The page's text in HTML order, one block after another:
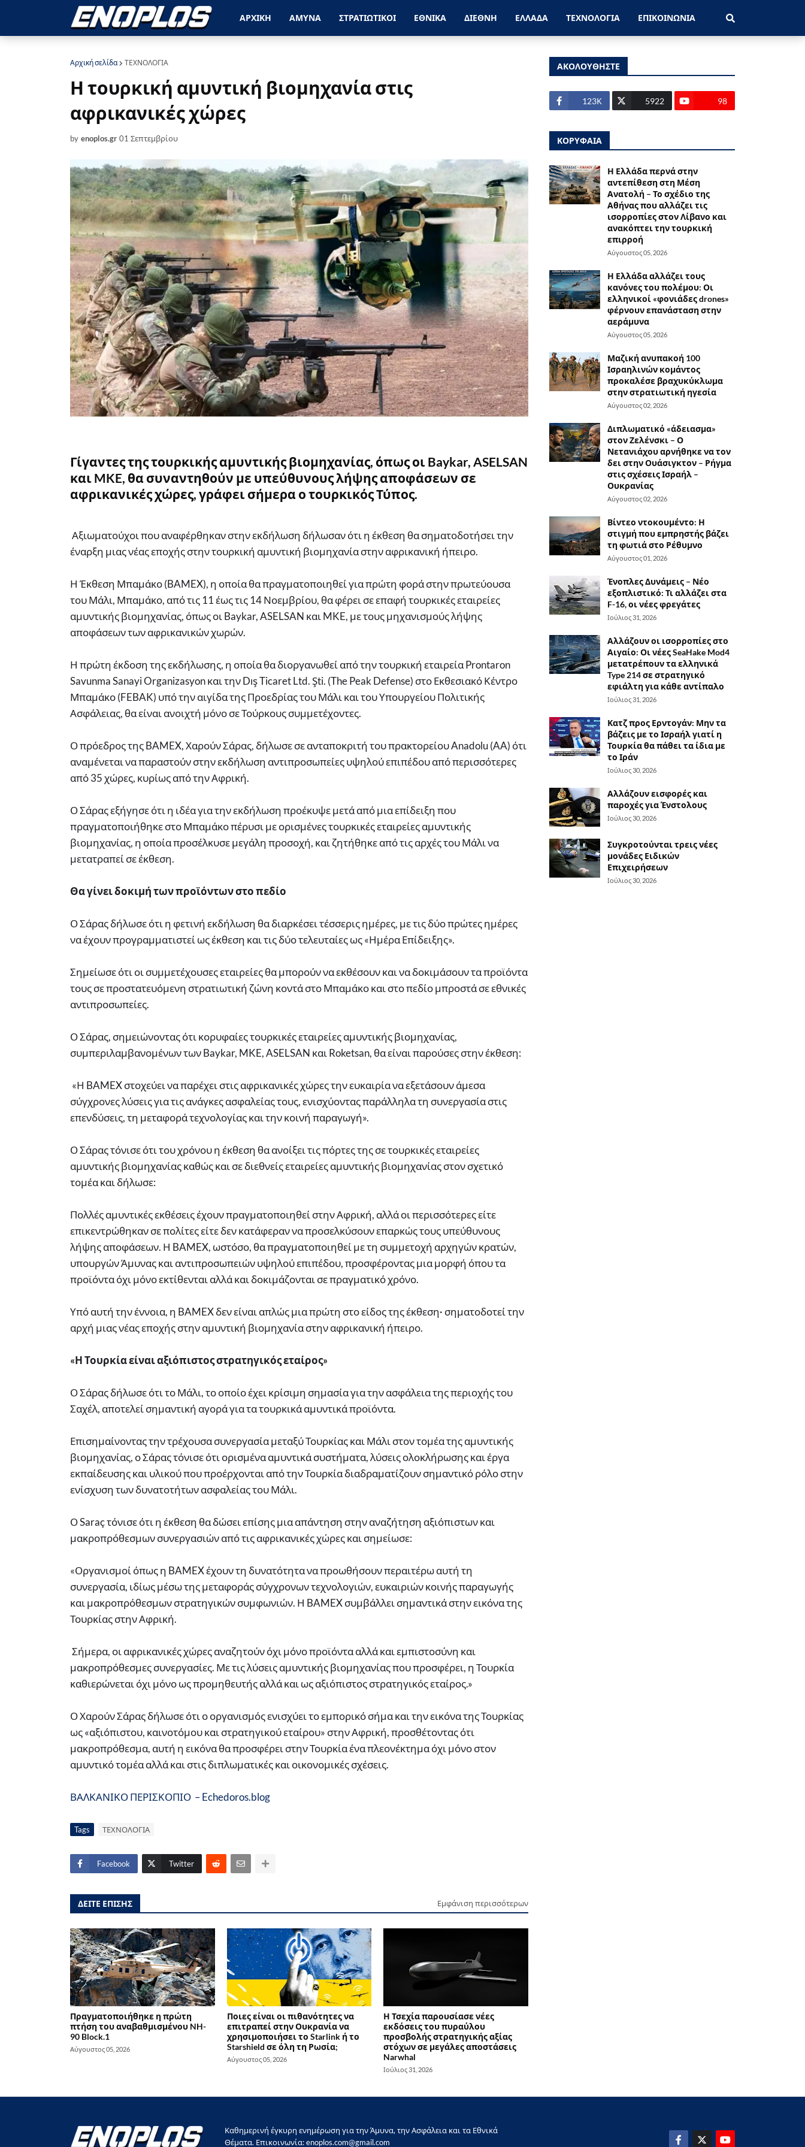
ΑΡΧΙΚΗ ΑΜΥΝΑ ΣΤΡΑΤΙΩΤΙΚΟΙ ΕΘΝΙΚΑ ΔΙΕΘΝΗ ΕΛΛΑΔΑ ΤΕΧΝΟΛΟΓΙΑ ΕΠΙΚΟΙΝΩΝΙΑ
Αρχική σελίδα ΤΕΧΝΟΛΟΓΙΑ
Η τουρκική αμυντική βιομηχανία στις
αφρικανικές χώρες
by enoplos.gr 01 Σεπτεμβρίου
Γίγαντες της τουρκικής αμυντικής βιομηχανίας, όπως οι Baykar, ASELSAN
και MKE, θα συναντηθούν με υπεύθυνους λήψης αποφάσεων σε
αφρικανικές χώρες, γράφει σήμερα ο τουρκικός Τύπος.
Αξιωματούχοι που αναφέρθηκαν στην εκδήλωση δήλωσαν ότι η έκθεση θα σηματοδοτήσει την
έναρξη μιας νέας εποχής στην τουρκική αμυντική βιομηχανία στην αφρικανική ήπειρο.
Η Έκθεση Μπαμάκο (BAMEX), η οποία θα πραγματοποιηθεί για πρώτη φορά στην πρωτεύουσα
του Μάλι, Μπαμάκο, από τις 11 έως τις 14 Νοεμβρίου, θα φέρει σε επαφή τουρκικές εταιρείες
αμυντικής βιομηχανίας, όπως οι Baykar, ASELSAN και MKE, με τους μηχανισμούς λήψης
αποφάσεων των αφρικανικών χωρών.
Η πρώτη έκδοση της εκδήλωσης, η οποία θα διοργανωθεί από την τουρκική εταιρεία Prontaron
Savunma Sanayi Organizasyon και την Dış Ticaret Ltd. Şti. (The Peak Defense) στο Εκθεσιακό Κέντρο
Μπαμάκο (FEBAK) υπό την αιγίδα της Προεδρίας του Μάλι και του Υπουργείου Πολιτικής
Ασφάλειας, θα είναι ανοιχτή μόνο σε Τούρκους συμμετέχοντες.
Ο πρόεδρος της BAMEX, Χαρούν Σάρας, δήλωσε σε ανταποκριτή του πρακτορείου Anadolu (AA) ότι
αναμένεται να παραστούν στην εκδήλωση αντιπροσωπείες υψηλού επιπέδου από περισσότερες
από 35 χώρες, κυρίως από την Αφρική.
Ο Σάρας εξήγησε ότι η ιδέα για την εκδήλωση προέκυψε μετά από μια επίδειξη που
πραγματοποιήθηκε στο Μπαμάκο πέρυσι με ορισμένες τουρκικές εταιρείες αμυντικής
βιομηχανίας, η οποία προσέλκυσε μεγάλη προσοχή, και ζητήθηκε από τις αρχές του Μάλι να
μετατραπεί σε έκθεση.
Θα γίνει δοκιμή των προϊόντων στο πεδίο
Ο Σάρας δήλωσε ότι η φετινή εκδήλωση θα διαρκέσει τέσσερις ημέρες, με τις δύο πρώτες ημέρες
να έχουν προγραμματιστεί ως έκθεση και τις δύο τελευταίες ως «Ημέρα Επίδειξης».
Σημείωσε ότι οι συμμετέχουσες εταιρείες θα μπορούν να εκθέσουν και να δοκιμάσουν τα προϊόντα
τους σε προστατευόμενη στρατιωτική ζώνη κοντά στο Μπαμάκο και στο πεδίο μπροστά σε εθνικές
αντιπροσωπείες.
Ο Σάρας, σημειώνοντας ότι κορυφαίες τουρκικές εταιρείες αμυντικής βιομηχανίας,
συμπεριλαμβανομένων των Baykar, MKE, ASELSAN και Roketsan, θα είναι παρούσες στην έκθεση:
«Η BAMEX στοχεύει να παρέχει στις αφρικανικές χώρες την ευκαιρία να εξετάσουν άμεσα
σύγχρονες λύσεις για τις ανάγκες ασφαλείας τους, ενισχύοντας παράλληλα τη συνεργασία στις
επενδύσεις, τη μεταφορά τεχνολογίας και την κοινή παραγωγή».
Ο Σάρας τόνισε ότι του χρόνου η έκθεση θα ανοίξει τις πόρτες της σε τουρκικές εταιρείες
αμυντικής βιομηχανίας καθώς και σε διεθνείς εταιρείες αμυντικής βιομηχανίας στον σχετικό
τομέα και δήλωσε:
Πολλές αμυντικές εκθέσεις έχουν πραγματοποιηθεί στην Αφρική, αλλά οι περισσότερες είτε
επικεντρώθηκαν σε πολίτες είτε δεν κατάφεραν να προσελκύσουν επαρκώς τους υπεύθυνους
λήψης αποφάσεων. Η BAMEX, ωστόσο, θα πραγματοποιηθεί με τη συμμετοχή αρχηγών κρατών,
υπουργών Άμυνας και αντιπροσωπειών υψηλού επιπέδου, προσφέροντας μια μορφή όπου τα
προϊόντα όχι μόνο εκτίθενται αλλά και δοκιμάζονται σε πραγματικό χρόνο.
Υπό αυτή την έννοια, η BAMEX δεν είναι απλώς μια πρώτη στο είδος της έκθεση· σηματοδοτεί την
αρχή μιας νέας εποχής στην αμυντική βιομηχανία στην αφρικανική ήπειρο.
«Η Τουρκία είναι αξιόπιστος στρατηγικός εταίρος»
Ο Σάρας δήλωσε ότι το Μάλι, το οποίο έχει κρίσιμη σημασία για την ασφάλεια της περιοχής του
Σαχέλ, αποτελεί σημαντική αγορά για τα τουρκικά αμυντικά προϊόντα.
Επισημαίνοντας την τρέχουσα συνεργασία μεταξύ Τουρκίας και Μάλι στον τομέα της αμυντικής
βιομηχανίας, ο Σάρας τόνισε ότι ορισμένα αμυντικά συστήματα, λύσεις ολοκλήρωσης και έργα
εκπαίδευσης και υλικού που προέρχονται από την Τουρκία διαδραματίζουν σημαντικό ρόλο στην
ενίσχυση των δυνατοτήτων ασφαλείας του Μάλι.
Ο Saraç τόνισε ότι η έκθεση θα δώσει επίσης μια απάντηση στην αναζήτηση αξιόπιστων και
μακροπρόθεσμων συνεργασιών από τις αφρικανικές χώρες και σημείωσε:
«Οργανισμοί όπως η BAMEX έχουν τη δυνατότητα να προωθήσουν περαιτέρω αυτή τη
συνεργασία, ιδίως μέσω της μεταφοράς σύγχρονων τεχνολογιών, ευκαιριών κοινής παραγωγής
και μακροπρόθεσμων στρατηγικών συμφωνιών. Η BAMEX συμβάλλει σημαντικά στην εικόνα της
Τουρκίας στην Αφρική.
Σήμερα, οι αφρικανικές χώρες αναζητούν όχι μόνο προϊόντα αλλά και εμπιστοσύνη και
μακροπρόθεσμες συνεργασίες. Με τις λύσεις αμυντικής βιομηχανίας που προσφέρει, η Τουρκία
καθιερώνεται όχι μόνο ως προμηθευτής αλλά και ως αξιόπιστος στρατηγικός εταίρος.»
Ο Χαρούν Σάρας δήλωσε ότι ο οργανισμός ενισχύει το εμπορικό σήμα και την εικόνα της Τουρκίας
ως «αξιόπιστου, καινοτόμου και στρατηγικού εταίρου» στην Αφρική, προσθέτοντας ότι
μακροπρόθεσμα, αυτή η εικόνα θα προσφέρει στην Τουρκία ένα πλεονέκτημα όχι μόνο στον
αμυντικό τομέα αλλά και στις διπλωματικές και οικονομικές σχέσεις.
ΒΑΛΚΑΝΙΚΟ ΠΕΡΙΣΚΟΠΙΟ – Echedoros.blog
Tags ΤΕΧΝΟΛΟΓΙΑ
Facebook Twitter
ΔΕΙΤΕ ΕΠΙΣΗΣ Εμφάνιση περισσότερων
Πραγματοποιήθηκε η πρώτη
πτήση του αναβαθμισμένου NH-
90 Block.1
Αύγουστος 05, 2026
Ποιες είναι οι πιθανότητες να
επιτραπεί στην Ουκρανία να
χρησιμοποιήσει το Starlink ή το
Starshield σε όλη τη Ρωσία;
Αύγουστος 05, 2026
Η Τσεχία παρουσίασε νέες
εκδόσεις του πυραύλου
προσβολής στρατηγικής αξίας
στόχων σε μεγάλες αποστάσεις
Narwhal
Ιούλιος 31, 2026
ΑΚΟΛΟΥΘΗΣΤΕ
123Κ 5922 98
ΚΟΡΥΦΑΙΑ
Η Ελλάδα περνά στην
αντεπίθεση στη Μέση
Ανατολή – Το σχέδιο της
Αθήνας που αλλάζει τις
ισορροπίες στον Λίβανο και
ανακόπτει την τουρκική
επιρροή
Αύγουστος 05, 2026
Η Ελλάδα αλλάζει τους
κανόνες του πολέμου: Οι
ελληνικοί «φονιάδες drones»
φέρνουν επανάσταση στην
αεράμυνα
Αύγουστος 05, 2026
Μαζική ανυπακοή 100
Ισραηλινών κομάντος
προκαλέσε βραχυκύκλωμα
στην στρατιωτική ηγεσία
Αύγουστος 02, 2026
Διπλωματικό «άδειασμα»
στον Ζελένσκι – Ο
Νετανιάχου αρνήθηκε να τον
δει στην Ουάσιγκτον – Ρήγμα
στις σχέσεις Ισραήλ –
Ουκρανίας
Αύγουστος 02, 2026
Βίντεο ντοκουμέντο: Η
στιγμή που εμπρηστής βάζει
τη φωτιά στο Ρέθυμνο
Αύγουστος 01, 2026
Ένοπλες Δυνάμεις – Νέο
εξοπλιστικό: Τι αλλάζει στα
F-16, οι νέες φρεγάτες
Ιούλιος 31, 2026
Αλλάζουν οι ισορροπίες στο
Αιγαίο: Οι νέες SeaHake Mod4
μετατρέπουν τα ελληνικά
Type 214 σε στρατηγικό
εφιάλτη για κάθε αντίπαλο
Ιούλιος 31, 2026
Κατζ προς Ερντογάν: Μην τα
βάζεις με το Ισραήλ γιατί η
Τουρκία θα πάθει τα ίδια με
το Ιράν
Ιούλιος 30, 2026
Αλλάζουν εισφορές και
παροχές για Ένστολους
Ιούλιος 30, 2026
Συγκροτούνται τρεις νέες
μονάδες Ειδικών
Επιχειρήσεων
Ιούλιος 30, 2026
Καθημερινή έγκυρη ενημέρωση για την Άμυνα, την Ασφάλεια και τα Εθνικά
Θέματα. Επικοινωνία: enoplos.com@gmail.com